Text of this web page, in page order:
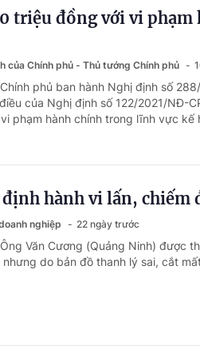
triệu đồng với vi
của Chính phủ - Thủ tướng Chính phủ
phủ ban hành Nghị định số
của Nghị định số 122/2021/NĐ-
phạm hành chính trong lĩnh vực kế
định hành vi lấn, chiếm
nghiệp 22 ngày trước
Văn Cương (Quảng Ninh) được
nhưng do bản đồ thanh lý sai, cắt